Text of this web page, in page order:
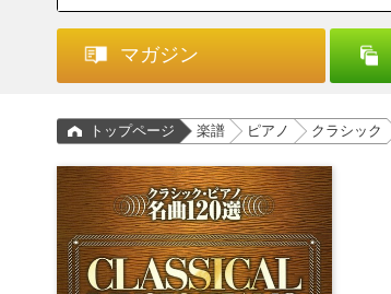
マガジン
トップページ 楽譜 ピアノ クラシック